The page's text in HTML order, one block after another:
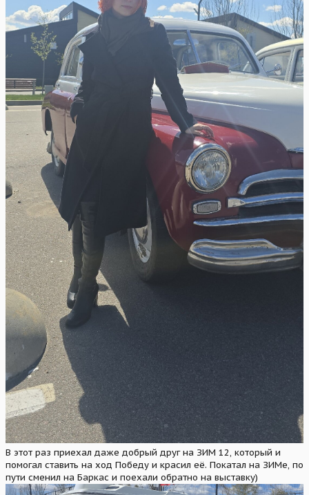
В этот раз приехал даже добрый друг на ЗИМ 12, который и
помогал ставить на ход Победу и красил её. Покатал на ЗИМе, по
пути сменил на Баркас и поехали обратно на выставку)